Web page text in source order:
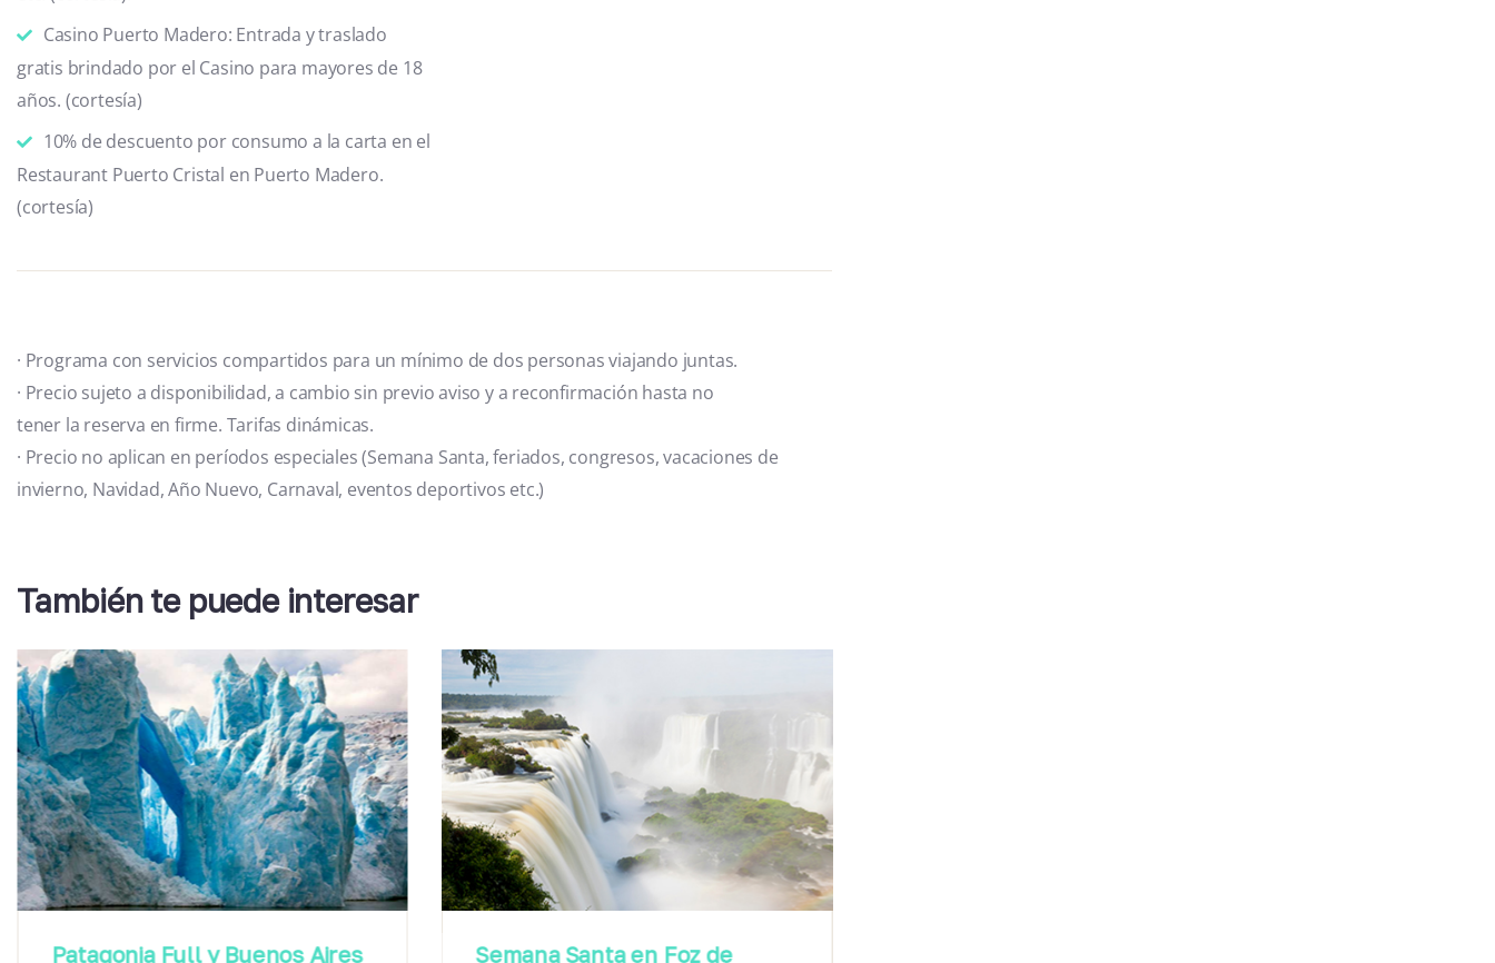
Casino Puerto Madero: Entrada y traslado
gratis brindado por el Casino para mayores de 18
años. (cortesía)
10% de descuento por consumo a la carta en el
Restaurant Puerto Cristal en Puerto Madero.
(cortesía)
· Programa con servicios compartidos para un mínimo de dos personas viajando juntas.
· Precio sujeto a disponibilidad, a cambio sin previo aviso y a reconfirmación hasta no
tener la reserva en firme. Tarifas dinámicas.
· Precio no aplican en períodos especiales (Semana Santa, feriados, congresos, vacaciones de
invierno, Navidad, Año Nuevo, Carnaval, eventos deportivos etc.)
También te puede interesar
Patagonia Full y Buenos Aires
Semana Santa en Foz de